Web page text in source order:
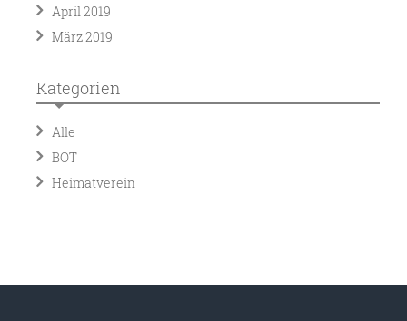
April 2019
März 2019
Kategorien
Alle
BOT
Heimatverein